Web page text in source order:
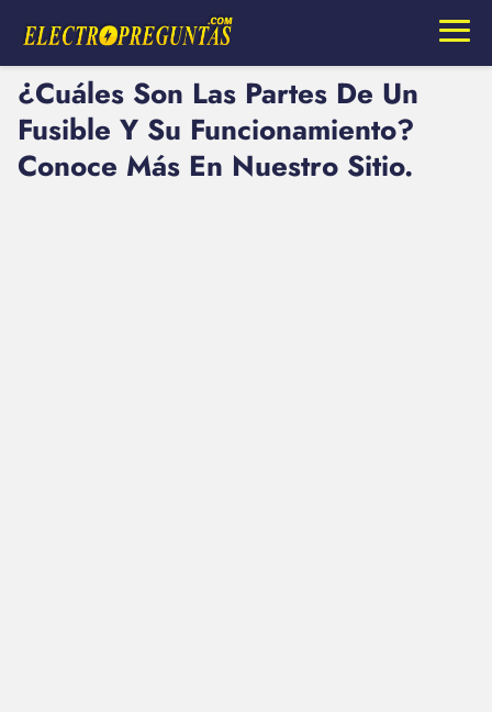
¿Cuáles Son Las Partes De Un
Fusible Y Su Funcionamiento?
Conoce Más En Nuestro Sitio.